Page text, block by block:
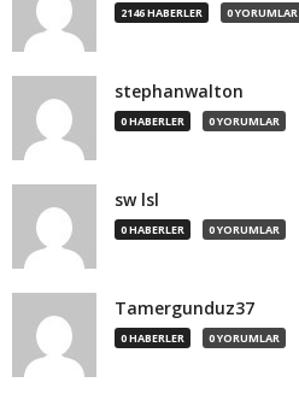
2146 HABERLER 0 YORUMLAR
stephanwalton
0 HABERLER 0 YORUMLAR
sw lsl
0 HABERLER 0 YORUMLAR
Tamergunduz37
0 HABERLER 0 YORUMLAR